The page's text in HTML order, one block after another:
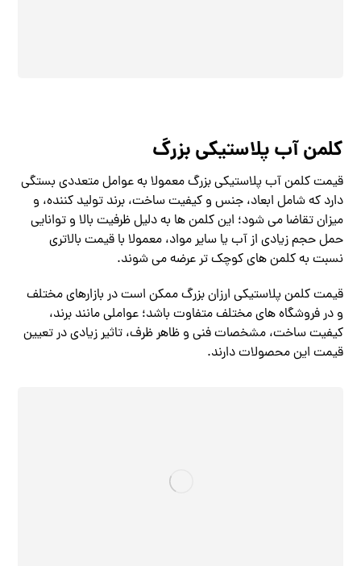
کلمن آب پلاستیکی بزرگ
قیمت کلمن آب پلاستیکی بزرگ معمولا به عوامل متعددی بستگی
دارد که شامل ابعاد، جنس و کیفیت ساخت، برند تولید کننده، و
میزان تقاضا می‌ شود؛ این کلمن‌ ها به دلیل ظرفیت بالا و توانایی
حمل حجم زیادی از آب یا سایر مواد، معمولا با قیمت بالاتری
نسبت به کلمن‌ های کوچک تر عرضه می‌ شوند.
قیمت کلمن پلاستیکی ارزان بزرگ ممکن است در بازارهای مختلف
و در فروشگاه‌ های مختلف متفاوت باشد؛ عواملی مانند برند،
کیفیت ساخت، مشخصات فنی و ظاهر ظرف، تاثیر زیادی در تعیین
قیمت این محصولات دارند.